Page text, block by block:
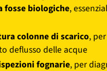
fosse biologiche,
colonne di scarico,
deflusso delle acque
fognarie, per